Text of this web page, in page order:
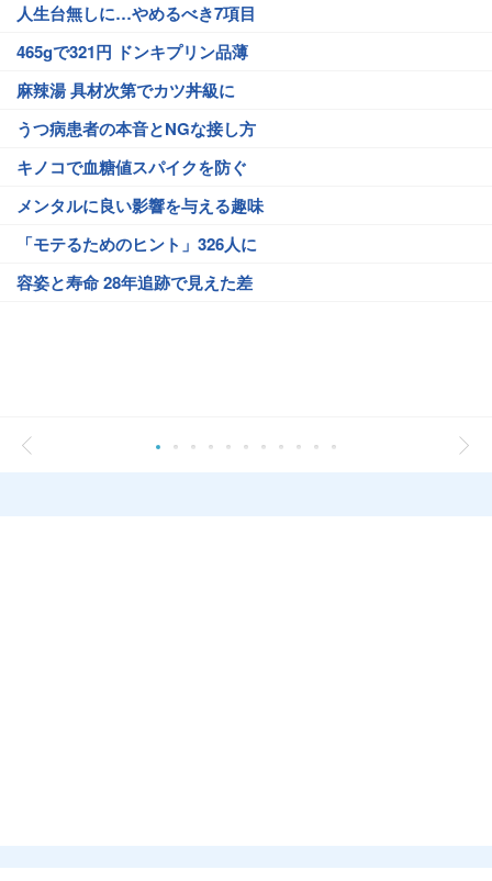
人生台無しに…やめるべき7項目
465gで321円 ドンキプリン品薄
麻辣湯 具材次第でカツ丼級に
うつ病患者の本音とNGな接し方
キノコで血糖値スパイクを防ぐ
メンタルに良い影響を与える趣味
「モテるためのヒント」326人に
容姿と寿命 28年追跡で見えた差